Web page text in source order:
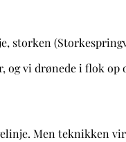
storken
og vi drønede i flok
Men teknikken